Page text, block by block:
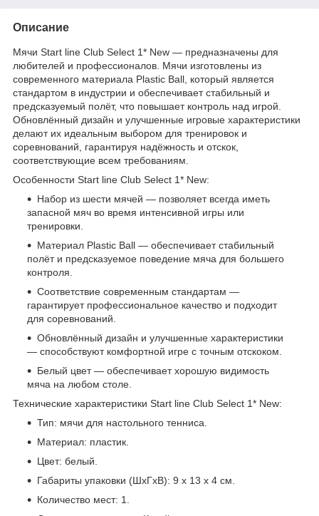
Описание
Мячи Start line Club Select 1* New — предназначены для
любителей и профессионалов. Мячи изготовлены из
современного материала Plastic Ball, который является
стандартом в индустрии и обеспечивает стабильный и
предсказуемый полёт, что повышает контроль над игрой.
Обновлённый дизайн и улучшенные игровые характеристики
делают их идеальным выбором для тренировок и
соревнований, гарантируя надёжность и отскок,
соответствующие всем требованиям.
Особенности Start line Club Select 1* New:
Набор из шести мячей — позволяет всегда иметь
запасной мяч во время интенсивной игры или
тренировки.
Материал Plastic Ball — обеспечивает стабильный
полёт и предсказуемое поведение мяча для большего
контроля.
Соответствие современным стандартам —
гарантирует профессиональное качество и подходит
для соревнований.
Обновлённый дизайн и улучшенные характеристики
— способствуют комфортной игре с точным отскоком.
Белый цвет — обеспечивает хорошую видимость
мяча на любом столе.
Технические характеристики Start line Club Select 1* New:
Тип: мячи для настольного тенниса.
Материал: пластик.
Цвет: белый.
Габариты упаковки (ШхГхВ): 9 х 13 х 4 см.
Количество мест: 1.